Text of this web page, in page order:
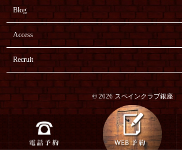
Blog
Access
Recruit
© 2026 スペインクラブ銀座